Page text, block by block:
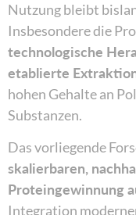
Nutzung bleibt
Insbesondere die
technologische
etablierte
hohen Gehalte an
Substanzen.
Das vorliegende
skalierbaren,
Proteingewinnung
Integration